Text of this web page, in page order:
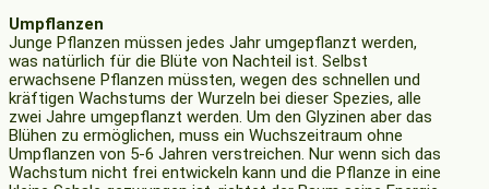
Umpflanzen
Junge Pflanzen müssen jedes Jahr umgepflanzt werden,
was natürlich für die Blüte von Nachteil ist. Selbst
erwachsene Pflanzen müssten, wegen des schnellen und
kräftigen Wachstums der Wurzeln bei dieser Spezies, alle
zwei Jahre umgepflanzt werden. Um den Glyzinen aber das
Blühen zu ermöglichen, muss ein Wuchszeitraum ohne
Umpflanzen von 5-6 Jahren verstreichen. Nur wenn sich das
Wachstum nicht frei entwickeln kann und die Pflanze in eine